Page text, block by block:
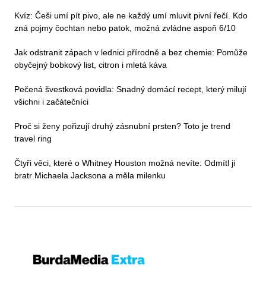
Kvíz: Češi umí pít pivo, ale ne každý umí mluvit pivní řečí. Kdo
zná pojmy čochtan nebo patok, možná zvládne aspoň 6/10
Jak odstranit zápach v lednici přírodně a bez chemie: Pomůže
obyčejný bobkový list, citron i mletá káva
Pečená švestková povidla: Snadný domácí recept, který milují
všichni i začátečníci
Proč si ženy pořizují druhý zásnubní prsten? Toto je trend
travel ring
Čtyři věci, které o Whitney Houston možná nevíte: Odmítl ji
bratr Michaela Jacksona a měla milenku